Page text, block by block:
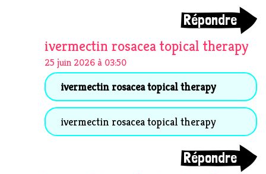
Répondre
ivermectin rosacea topical therapy
25 juin 2026 à 03:50
ivermectin rosacea topical therapy
ivermectin rosacea topical therapy
Répondre